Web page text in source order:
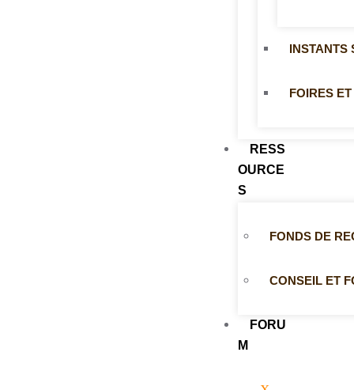
INSTANTS
FOIRES
RESS
OURCE
S
FONDS DE
CONSEIL ET
FORU
M